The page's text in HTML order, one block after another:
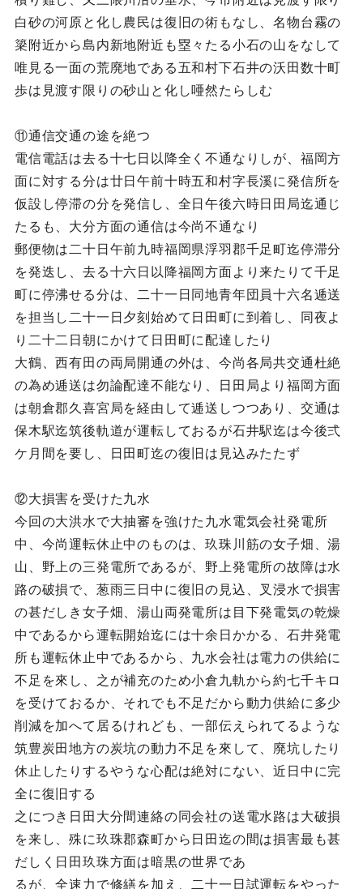
白砂の河原と化し農民は復旧の術もなし、名物台霧の
簗附近から島内新地附近も塁々たる小石の山をなして
唯見る一面の荒廃地である五和村下石井の沃田数十町
歩は見渡す限りの砂山と化し唖然たらしむ
⑪通信交通の途を絶つ
電信電話は去る十七日以降全く不通なりしが、福岡方
面に対する分は廿日午前十時五和村字長溪に発信所を
仮設し停滞の分を発信し、全日午後六時日田局迄通じ
たるも、大分方面の通信は今尚不通なり
郵便物は二十日午前九時福岡県浮羽郡千足町迄停滞分
を発迭し、去る十六日以降福岡方面より来たりて千足
町に停沸せる分は、二十一日同地青年団員十六名逓送
を担当し二十一日夕刻始めて日田町に到着し、同夜よ
り二十二日朝にかけて日田町に配達したり
大鶴、西有田の両局開通の外は、今尚各局共交通杜絶
の為め逓送は勿論配達不能なり、日田局より福岡方面
は朝倉郡久喜宮局を経由して逓送しつつあり、交通は
保木駅迄筑後軌道が運転しておるが石井駅迄は今後弍
ケ月間を要し、日田町迄の復旧は見込みたたず
⑫大損害を受けた九水
今回の大洪水で大抽審を強けた九水電気会社発電所
中、今尚運転休止中のものは、玖珠川筋の女子畑、湯
山、野上の三発電所であるが、野上発電所の故障は水
路の破損で、葱雨三日中に復旧の見込、叉浸水で損害
の甚だしき女子畑、湯山両発電所は目下発電気の乾燥
中であるから運転開始迄には十余日かかる、石井発電
所も運転休止中であるから、九水会社は電力の供給に
不足を來し、之が補充のため小倉九軌から約七千キロ
を受けておるか、それでも不足だから動力供給に多少
削減を加へて居るけれども、一部伝えられてるような
筑豊炭田地方の炭坑の動力不足を來して、廃坑したり
休止したりするやうな心配は絶対にない、近日中に完
全に復旧する
之につき日田大分間連絡の同会社の送電水路は大破損
を来し、殊に玖珠郡森町から日田迄の間は損害最も甚
だしく日田玖珠方面は暗黒の世界であ
るが、全速力で修繕を加え、二十一日試運転をやった